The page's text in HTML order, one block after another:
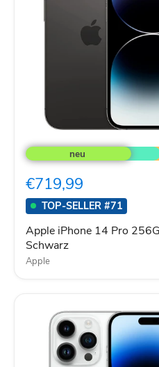
iPhone
14
256GB
Space
Schwarz
€719,99
TOP-SELLER #71
Apple iPhone 14 Pro
Schwarz
Apple